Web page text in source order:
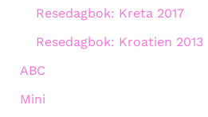
Resedagbok: Kreta 2017
Resedagbok: Kroatien 2013
ABC
Mini